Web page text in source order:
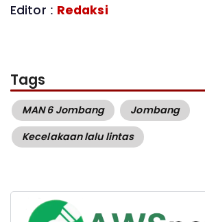
Editor : Redaksi
Tags
MAN 6 Jombang
Jombang
Kecelakaan lalu lintas